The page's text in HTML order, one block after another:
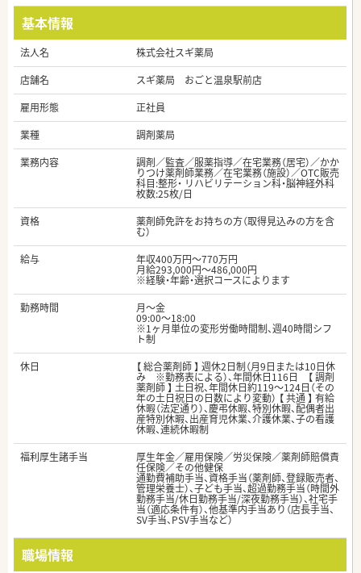
基本情報
法人名
株式会社スギ薬局
店舗名
スギ薬局 おごと温泉駅前店
雇用形態
正社員
業種
調剤薬局
業務内容
調剤／監査／服薬指導／在宅業務（居宅）／かか
りつけ薬剤師業務／在宅業務（施設）／OTC販売
科目:整形・ リハビリテーション科・脳神経外科
枚数:25枚/日
資格
薬剤師免許をお持ちの方（取得見込みの方を含
む）
給与
年収400万円～770万円
月給293,000円～486,000円
※経験・年齢・選択コースによります
勤務時間
月～金
09:00～18:00
※1ヶ月単位の変形労働時間制、週40時間シフ
ト制
休日
【 総合薬剤師 】 週休2日制（月9日または10日休
み ※勤務表による）、年間休日116日 【 調剤
薬剤師 】 土日祝、年間休日約119～124日（その
年の土日祝日の日数により変動） 【 共通 】 有給
休暇（法定通り）、慶弔休暇、特別休暇、配偶者出
産特別休暇、出産育児休業、介護休業、子の看護
休暇、連続休暇制
福利厚生諸手当
厚生年金／雇用保険／労災保険／薬剤師賠償責
任保険／その他健保
通勤費補助手当、資格手当（薬剤師、登録販売者、
管理栄養士）、子ども手当、超過勤務手当（時間外
勤務手当/休日勤務手当/深夜勤務手当）、社宅手
当（適応条件有）、他基準内手当あり（店長手当、
SV手当、PSV手当など）
職場情報